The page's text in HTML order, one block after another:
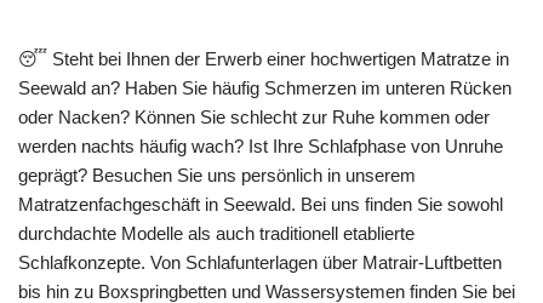
😴 Steht bei Ihnen der Erwerb einer hochwertigen Matratze in
Seewald an? Haben Sie häufig Schmerzen im unteren Rücken
oder Nacken? Können Sie schlecht zur Ruhe kommen oder
werden nachts häufig wach? Ist Ihre Schlafphase von Unruhe
geprägt? Besuchen Sie uns persönlich in unserem
Matratzenfachgeschäft in Seewald. Bei uns finden Sie sowohl
durchdachte Modelle als auch traditionell etablierte
Schlafkonzepte. Von Schlafunterlagen über Matrair-Luftbetten
bis hin zu Boxspringbetten und Wassersystemen finden Sie bei